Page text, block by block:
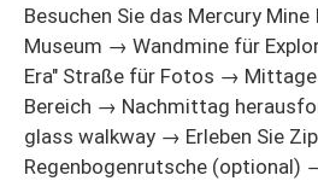
Besuchen Sie das Mercury
Museum → Wandmine für
Era" Straße für Fotos →
Bereich → Nachmittag
glass walkway → Erleben Sie
Regenbogenrutsche (optional)